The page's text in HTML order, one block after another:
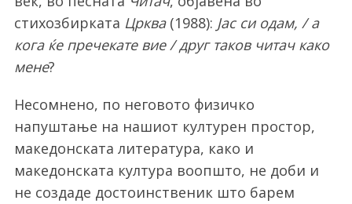
стихозбирката Црква(1988): Јас си одам, / а
кога ќе пречекате вие / друг таков читач како
мене?
Несомнено, по неговото физичко
напуштање на нашиот културен простор,
македонската литература, како и
македонската култура воопшто, не доби и
не создаде достоинственик што барем